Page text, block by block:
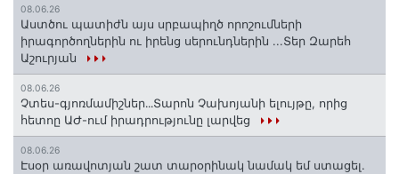
08.06.26
Աստծու պատիժն այս սրբապիղծ որոշումների
իրագործողներին ու իրենց սերունդներին ...Տեր Զարեհ
Աշուրյան
08.06.26
Չտես-գյոռմամիշներ․․․Տարոն Չախոյանի ելույթը, որից
հետոը ԱԺ-ում իրադրությունը լարվեց
08.06.26
Էսօր առավոտյան շատ տարօրինակ նամակ եմ ստացել.